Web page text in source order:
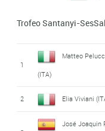
Trofeo Santanyi-
1
Matteo
(ITA)
2 Elia Viviani
José Joaquin